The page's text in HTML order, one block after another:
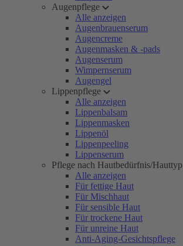
Augenpflege
Alle anzeigen
Augenbrauenserum
Augencreme
Augenmasken & -pads
Augenserum
Wimpernserum
Augengel
Lippenpflege
Alle anzeigen
Lippenbalsam
Lippenmasken
Lippenöl
Lippenpeeling
Lippenserum
Pflege nach Hautbedürfnis/Hauttyp
Alle anzeigen
Für fettige Haut
Für Mischhaut
Für sensible Haut
Für trockene Haut
Für unreine Haut
Anti-Aging-Gesichtspflege